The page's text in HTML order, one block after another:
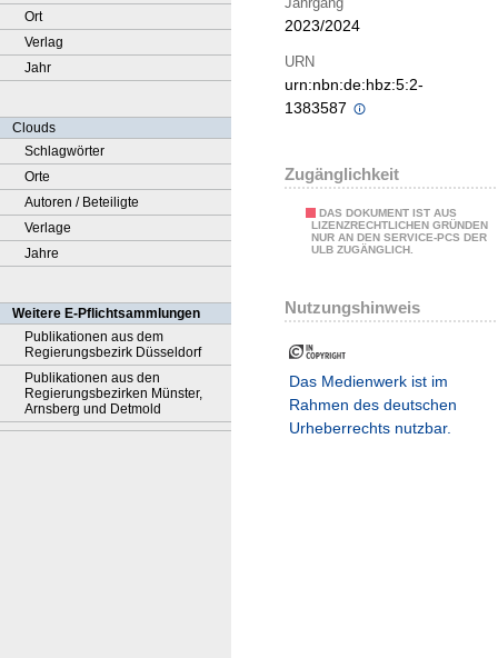
Ort
Verlag
Jahr
Clouds
Schlagwörter
Orte
Autoren / Beteiligte
Verlage
Jahre
Weitere E-Pflichtsammlungen
Publikationen aus dem
Regierungsbezirk Düsseldorf
Publikationen aus den
Regierungsbezirken Münster,
Arnsberg und Detmold
2023/2024
URN
urn:nbn:de:hbz:5:2-
1383587
Zugänglichkeit
DAS DOKUMENT IST AUS
LIZENZRECHTLICHEN GRÜNDEN
NUR AN DEN SERVICE-PCS DER
ULB ZUGÄNGLICH.
Nutzungshinweis
Das Medienwerk ist im
Rahmen des deutschen
Urheberrechts nutzbar.